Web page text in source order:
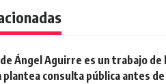
Ángel Aguirre es un trabajo de
plantea consulta pública antes